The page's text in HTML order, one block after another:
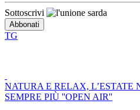
Sottoscrivi
TG
NATURA E RELAX, L’ESTATE
SEMPRE PIÙ ''OPEN AIR''